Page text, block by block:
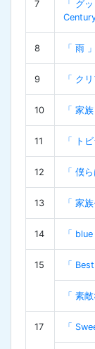
7
「 グ
8 「 雨
9 「 ク
10 「 家
11 「 ト
12 「 僕
13 「 家
14 「
15 「
「 素
17 「